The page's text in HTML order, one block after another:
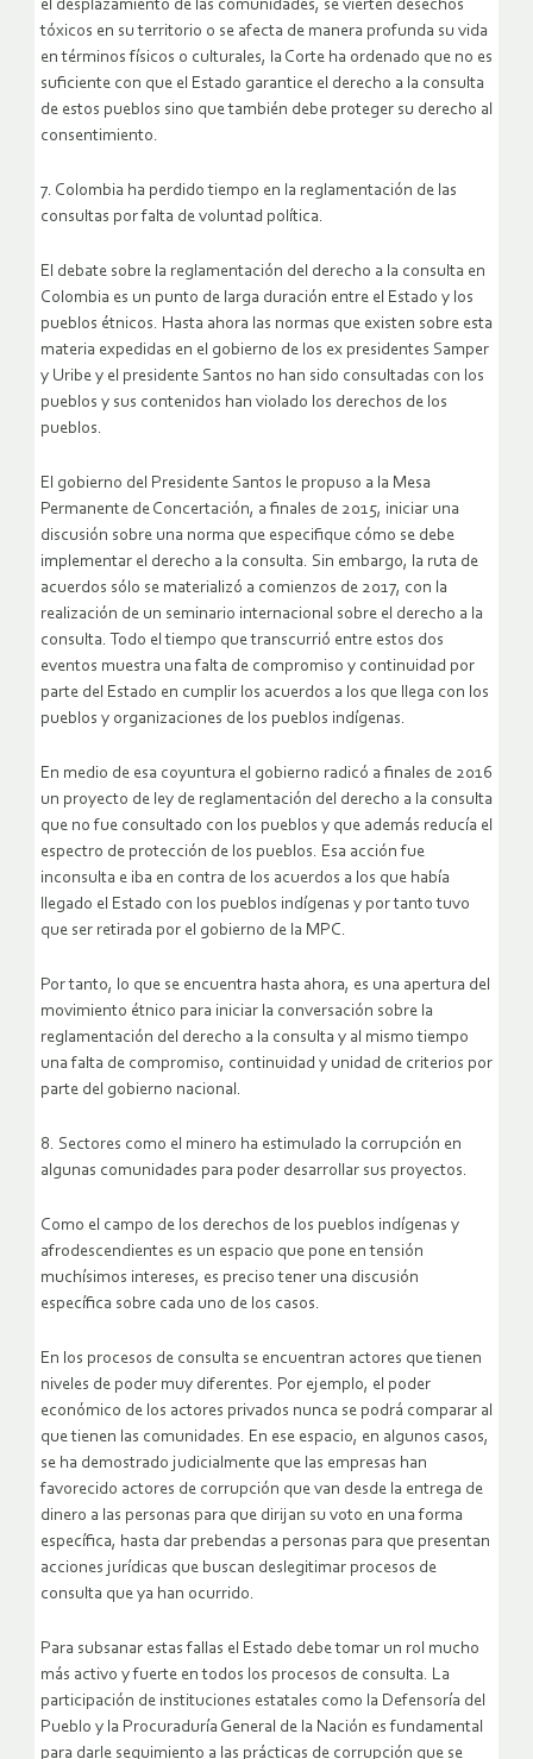
el desplazamiento de las comunidades, se vierten desechos
tóxicos en su territorio o se afecta de manera profunda su vida
en términos físicos o culturales, la Corte ha ordenado que no es
suficiente con que el Estado garantice el derecho a la consulta
de estos pueblos sino que también debe proteger su derecho al
consentimiento.
7. Colombia ha perdido tiempo en la reglamentación de las
consultas por falta de voluntad política.
El debate sobre la reglamentación del derecho a la consulta en
Colombia es un punto de larga duración entre el Estado y los
pueblos étnicos. Hasta ahora las normas que existen sobre esta
materia expedidas en el gobierno de los ex presidentes Samper
y Uribe y el presidente Santos no han sido consultadas con los
pueblos y sus contenidos han violado los derechos de los
pueblos.
El gobierno del Presidente Santos le propuso a la Mesa
Permanente de Concertación, a finales de 2015, iniciar una
discusión sobre una norma que especifique cómo se debe
implementar el derecho a la consulta. Sin embargo, la ruta de
acuerdos sólo se materializó a comienzos de 2017, con la
realización de un seminario internacional sobre el derecho a la
consulta. Todo el tiempo que transcurrió entre estos dos
eventos muestra una falta de compromiso y continuidad por
parte del Estado en cumplir los acuerdos a los que llega con los
pueblos y organizaciones de los pueblos indígenas.
En medio de esa coyuntura el gobierno radicó a finales de 2016
un proyecto de ley de reglamentación del derecho a la consulta
que no fue consultado con los pueblos y que además reducía el
espectro de protección de los pueblos. Esa acción fue
inconsulta e iba en contra de los acuerdos a los que había
llegado el Estado con los pueblos indígenas y por tanto tuvo
que ser retirada por el gobierno de la MPC.
Por tanto, lo que se encuentra hasta ahora, es una apertura del
movimiento étnico para iniciar la conversación sobre la
reglamentación del derecho a la consulta y al mismo tiempo
una falta de compromiso, continuidad y unidad de criterios por
parte del gobierno nacional.
8. Sectores como el minero ha estimulado la corrupción en
algunas comunidades para poder desarrollar sus proyectos.
Como el campo de los derechos de los pueblos indígenas y
afrodescendientes es un espacio que pone en tensión
muchísimos intereses, es preciso tener una discusión
específica sobre cada uno de los casos.
En los procesos de consulta se encuentran actores que tienen
niveles de poder muy diferentes. Por ejemplo, el poder
económico de los actores privados nunca se podrá comparar al
que tienen las comunidades. En ese espacio, en algunos casos,
se ha demostrado judicialmente que las empresas han
favorecido actores de corrupción que van desde la entrega de
dinero a las personas para que dirijan su voto en una forma
específica, hasta dar prebendas a personas para que presentan
acciones jurídicas que buscan deslegitimar procesos de
consulta que ya han ocurrido.
Para subsanar estas fallas el Estado debe tomar un rol mucho
más activo y fuerte en todos los procesos de consulta. La
participación de instituciones estatales como la Defensoría del
Pueblo y la Procuraduría General de la Nación es fundamental
para darle seguimiento a las prácticas de corrupción que se